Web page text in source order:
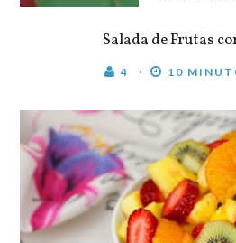
Salada de Frutas
4 10